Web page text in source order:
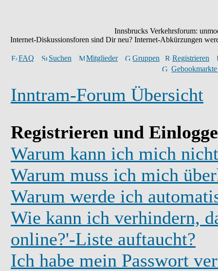
Innsbrucks Verkehrsforum:
Internet-Diskussionsforen sind Dir neu? Internet-Abkürzungen
FAQ Suchen Mitglieder Gruppen
Registrieren
Inntram-Forum Übersicht
Registrieren und
Warum kann ich mich
Warum muss ich mich
Warum werde ich
Wie kann ich verhindern,
online?'-Liste auftaucht?
Ich habe mein Passwort